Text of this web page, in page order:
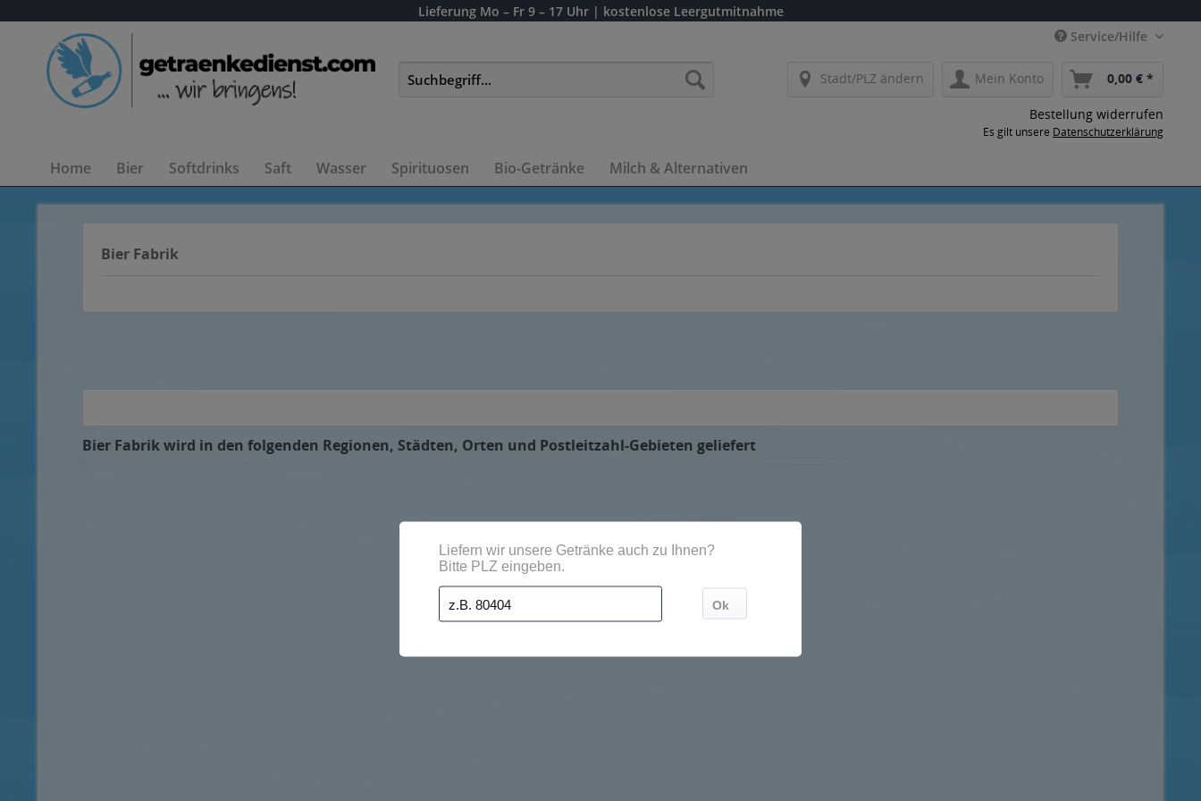
Lieferung Mo – Fr 9 – 17 Uhr | kostenlose Leergutmitnahme
Service/Hilfe
Stadt/PLZ ändern Mein Konto 0,00 € *
Bestellung widerrufen
Es gilt unsere Datenschutzerklärung
Home Bier Softdrinks Saft Wasser Spirituosen Bio-Getränke Milch & Alternativen
Bier Fabrik
Bier Fabrik wird in den folgenden Regionen, Städten, Orten und Postleitzahl-Gebieten geliefert